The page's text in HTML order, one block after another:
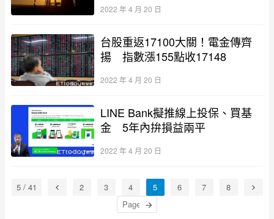
2022 年 4 月 20 日
台股重返17100大關！電金傳齊
揚 指數漲155點收17148
2022 年 4 月 20 日
LINE Bank擬推線上投保、買基
金 5年內拚損益兩平
2022 年 4 月 20 日
5 / 41 2 3 4 5 6 7 8